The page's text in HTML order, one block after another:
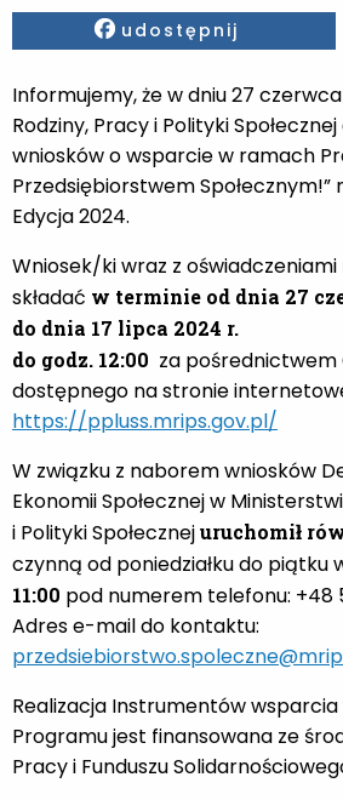
Facebook
udostępnij
Informujemy, że w dniu 27
Rodziny, Pracy i Polityki Społecznej
wniosków o wsparcie w ramach
Przedsiębiorstwem Społecznym!”
Edycja 2024.
Wniosek/ki wraz z oświadczeniami
składać w terminie od dnia 27
do dnia 17 lipca 2024 r.
do godz. 12:00 za
dostępnego na stronie
https://ppluss.mrips.gov.pl/
W związku z naborem wniosków
Ekonomii Społecznej w
i Polityki Społecznejuruchomił
czynną od poniedziałku do piątku
11:00 pod numerem telefonu: +48
Adres e-mail do kontaktu:
Realizacja Instrumentów
Programu jest finansowana ze
Pracy i Funduszu